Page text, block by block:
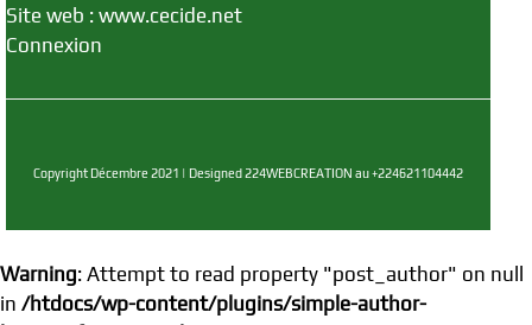
Site web : www.cecide.net
Connexion
Copyright Décembre 2021 | Designed 224WEBCREATION au +224621104442
Warning: Attempt to read property "post_author" on null
in /htdocs/wp-content/plugins/simple-author-